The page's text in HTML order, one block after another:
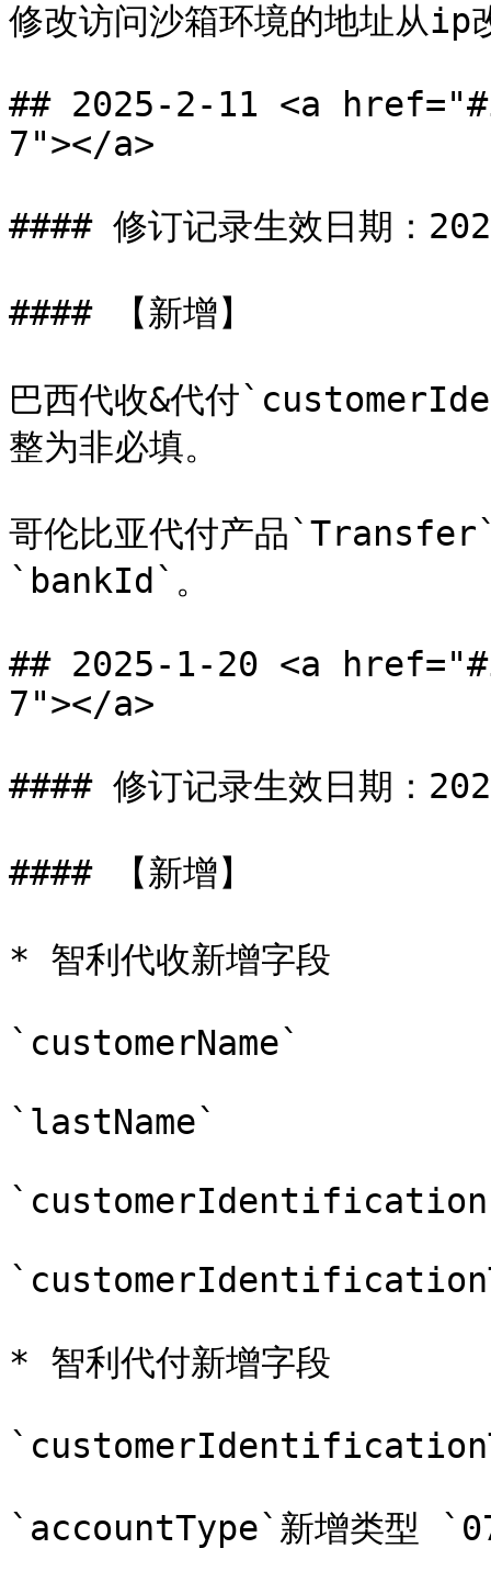
修改访问沙箱环境的地址从ip
## 2025-2-11 <a
7"></a>
#### 修订记录生效日期：
#### 【新增】
巴西代收&代付
整为非必填。
哥伦比亚代付产品
`bankId`。
## 2025-1-20 <a
7"></a>
#### 修订记录生效日期：
#### 【新增】
* 智利代收新增字段
`customerName`
`lastName`
* 智利代付新增字段
`accountType`新增类型